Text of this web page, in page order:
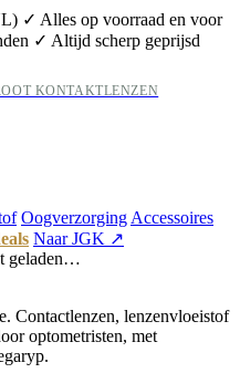
✓ Alles op voorraad en voor
✓ Altijd scherp geprijsd
KONTAKTLENZEN
Oogverzorging Accessoires
Naar JGK ↗
geladen…
Contactlenzen, lenzenvloeistof
optometristen, met